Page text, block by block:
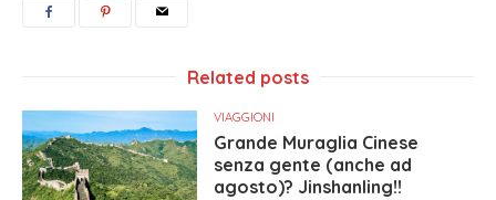
Related posts
VIAGGIONI
Grande Muraglia Cinese
senza gente (anche ad
agosto)? Jinshanling!!